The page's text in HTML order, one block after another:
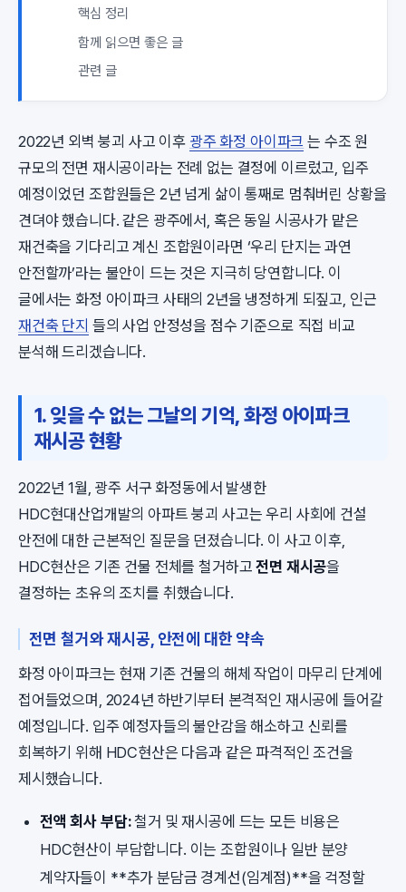
핵심 정리
함께 읽으면 좋은 글
관련 글
2022년 외벽 붕괴 사고 이후 광주 화정 아이파크 는 수조 원
규모의 전면 재시공이라는 전례 없는 결정에 이르렀고, 입주
예정이었던 조합원들은 2년 넘게 삶이 통째로 멈춰버린 상황을
견뎌야 했습니다. 같은 광주에서, 혹은 동일 시공사가 맡은
재건축을 기다리고 계신 조합원이라면 ‘우리 단지는 과연
안전할까’라는 불안이 드는 것은 지극히 당연합니다. 이
글에서는 화정 아이파크 사태의 2년을 냉정하게 되짚고, 인근
재건축 단지 들의 사업 안정성을 점수 기준으로 직접 비교
분석해 드리겠습니다.
1. 잊을 수 없는 그날의 기억, 화정 아이파크
재시공 현황
2022년 1월, 광주 서구 화정동에서 발생한
HDC현대산업개발의 아파트 붕괴 사고는 우리 사회에 건설
안전에 대한 근본적인 질문을 던졌습니다. 이 사고 이후,
HDC현산은 기존 건물 전체를 철거하고전면 재시공을
결정하는 초유의 조치를 취했습니다.
전면 철거와 재시공, 안전에 대한 약속
화정 아이파크는 현재 기존 건물의 해체 작업이 마무리 단계에
접어들었으며, 2024년 하반기부터 본격적인 재시공에 들어갈
예정입니다. 입주 예정자들의 불안감을 해소하고 신뢰를
회복하기 위해 HDC현산은 다음과 같은 파격적인 조건을
제시했습니다.
전액 회사 부담:철거 및 재시공에 드는 모든 비용은
HDC현산이 부담합니다. 이는 조합원이나 일반 분양
계약자들이 **추가 분담금 경계선(임계점)**을 걱정할